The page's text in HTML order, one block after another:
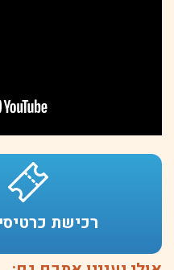
רכישת